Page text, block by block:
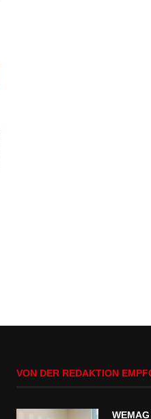
VON DER REDAKTION